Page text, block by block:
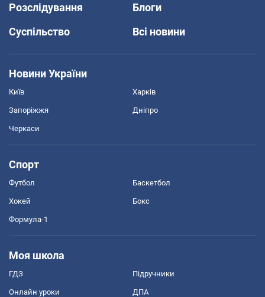
Розслідування
Блоги
Суспільство
Всі новини
Новини України
Київ Харків
Запоріжжя Дніпро
Черкаси
Спорт
Футбол Баскетбол
Хокей Бокс
Формула-1
Моя школа
ГДЗ Підручники
Онлайн уроки ДПА